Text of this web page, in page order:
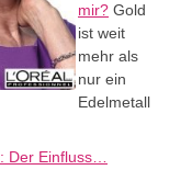
mir? Gold
ist weit
mehr als
nur ein
Edelmetall
Der Einfluss…